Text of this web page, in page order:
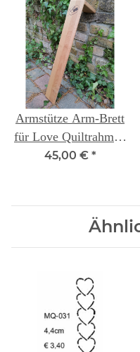
Armstütze Arm-Brett
für Love Quiltrahmen
Erle
45,00 € *